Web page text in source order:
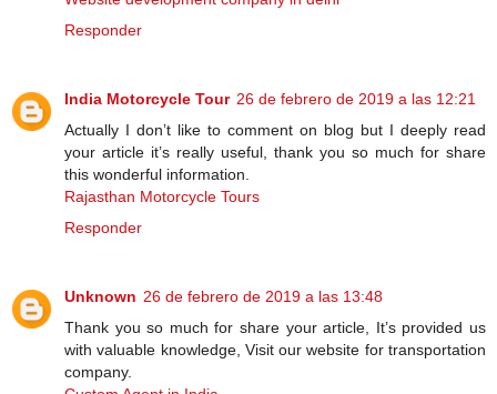
Responder
India Motorcycle Tour 26 de febrero de 2019 a las 12:21
Actually I don’t like to comment on blog but I deeply read
your article it’s really useful, thank you so much for share
this wonderful information.
Rajasthan Motorcycle Tours
Responder
Unknown 26 de febrero de 2019 a las 13:48
Thank you so much for share your article, It’s provided us
with valuable knowledge, Visit our website for transportation
company.